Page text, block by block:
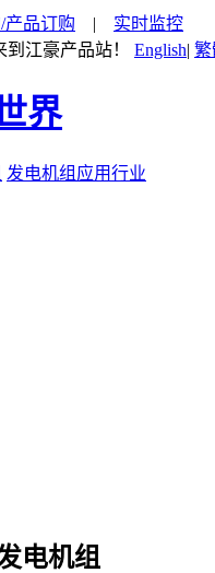
产品订购 | 实时监控
江豪产品站！ English| 繁
界
发电机组应用行业
电机组